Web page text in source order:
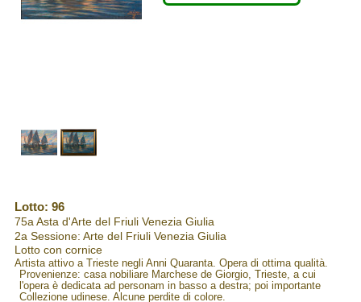
Lotto: 96
75a Asta d'Arte del Friuli Venezia Giulia
2a Sessione: Arte del Friuli Venezia Giulia
Lotto con cornice
Artista attivo a Trieste negli Anni Quaranta. Opera di ottima qualità.
Provenienze: casa nobiliare Marchese de Giorgio, Trieste, a cui
l'opera è dedicata ad personam in basso a destra; poi importante
Collezione udinese. Alcune perdite di colore.